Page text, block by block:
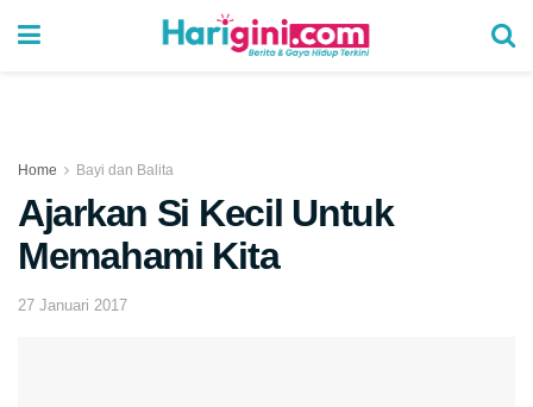
Home Bayi dan Balita
Ajarkan Si Kecil Untuk
Memahami Kita
27 Januari 2017